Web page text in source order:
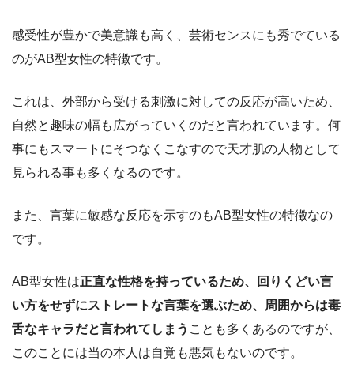
感受性が豊かで美意識も高く、芸術センスにも秀でている
のがAB型女性の特徴です。
これは、外部から受ける刺激に対しての反応が高いため、
自然と趣味の幅も広がっていくのだと言われています。何
事にもスマートにそつなくこなすので天才肌の人物として
見られる事も多くなるのです。
また、言葉に敏感な反応を示すのもAB型女性の特徴なの
です。
AB型女性は正直な性格を持っているため、回りくどい言
い方をせずにストレートな言葉を選ぶため、周囲からは毒
舌なキャラだと言われてしまう ことも多くあるのですが、
このことには当の本人は自覚も悪気もないのです。